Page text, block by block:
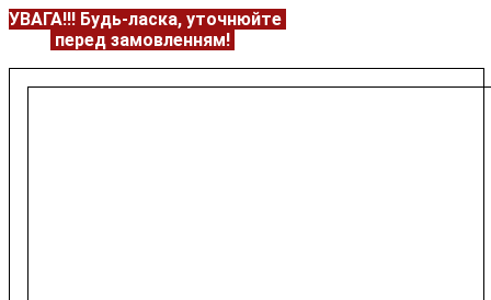
УВАГА!!! Будь-ласка, уточнюйте
перед замовленням!